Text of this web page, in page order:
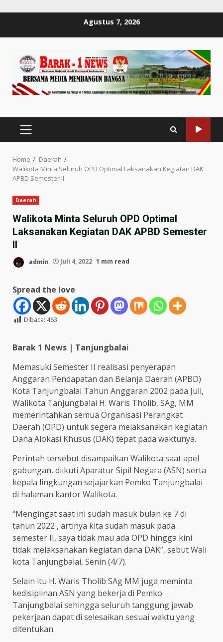
Agustus 7, 2026
PRIMARY
MENU
Home
Daerah
Walikota Minta Seluruh OPD Optimal Laksanakan Kegiatan DAK
APBD Semester II
Daerah
Walikota Minta Seluruh OPD Optimal
Laksanakan Kegiatan DAK APBD Semester
II
admin Juli 4, 2022 1 min read
Spread the love
Dibaca: 463
Barak 1 News | Tanjungbalai
Memasuki Semester II realisasi penyerapan
Anggaran Pendapatan dan Belanja Daerah (APBD)
Kota Tanjungbalai Tahun Anggaran 2002 pada Juli,
Walikota Tanjungbalai H. Waris Tholib, SAg, MM
memerintahkan semua Organisasi Perangkat
Daerah (OPD) untuk segera melaksanakan kegiatan
Dana Alokasi Khusus (DAK) tepat pada waktunya.
Perintah tersebut disampaikan Walikota saat apel
gabungan, diikuti Aparatur Sipil Negara (ASN) serta
kepala lingkungan sejajarkan Pemko Tanjungbalai
di halaman kantor Walikota.
“Mengingat saat ini sudah masuk bulan ke 7 di
tahun 2022 , artinya kita sudah masuk pada
semester II, saya tidak mau ada OPD hingga kini
tidak melaksanakan kegiatan dana DAK”, sebut Wali
kota Tanjungbalai, Senin (4/7).
Selain itu H. Waris Tholib SAg MM juga meminta
kedisiplinan ASN yang bekerja di Pemko
Tanjungbalai sehingga seluruh tanggung jawab
pekerjaan dapat di selesaikan sesuai waktu yang
ditentukan.